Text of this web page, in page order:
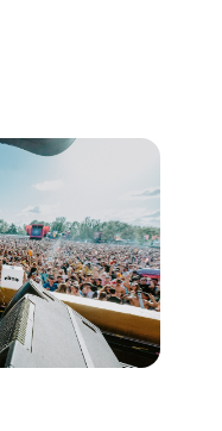
us?